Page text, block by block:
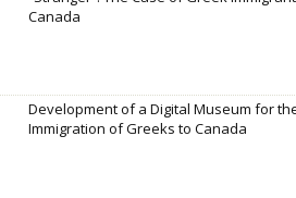
Canada
Development of a Digital Museum for
Immigration of Greeks to Canada